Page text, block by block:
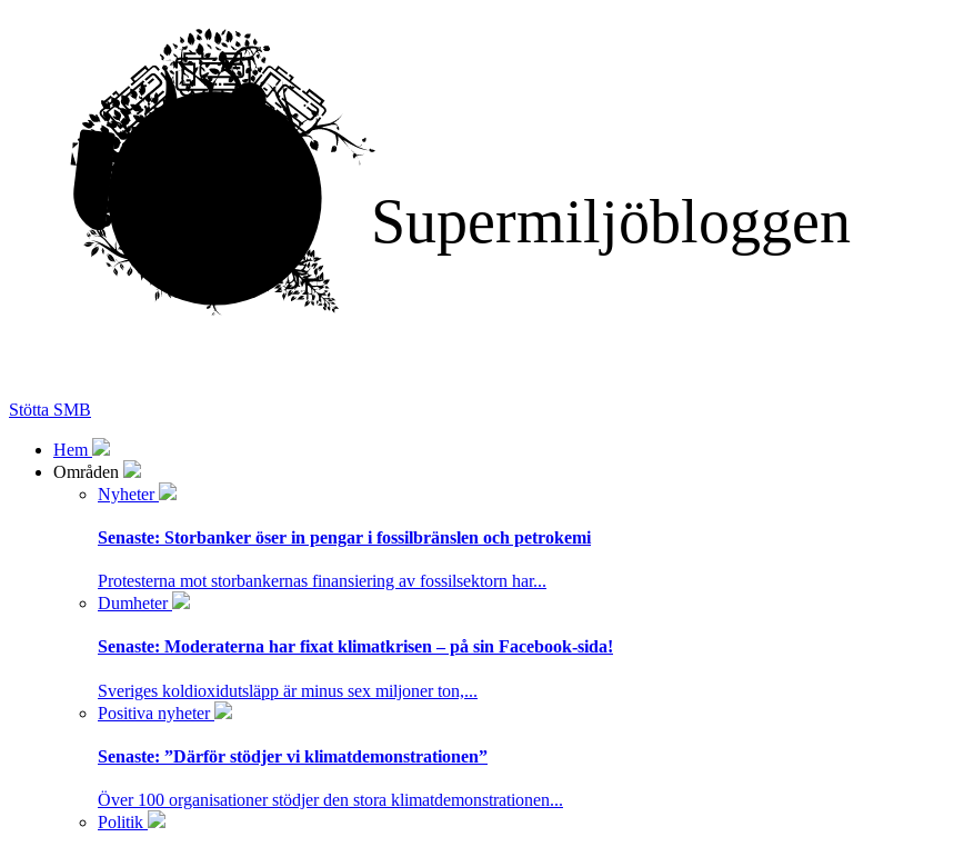
Supermiljöbloggen
Stötta SMB
Hem
Områden
Nyheter
Senaste: Storbanker öser in pengar i fossilbränslen och petrokemi
Protesterna mot storbankernas finansiering av fossilsektorn har...
Dumheter
Senaste: Moderaterna har fixat klimatkrisen – på sin Facebook-sida!
Sveriges koldioxidutsläpp är minus sex miljoner ton,...
Positiva nyheter
Senaste: ”Därför stödjer vi klimatdemonstrationen”
Över 100 organisationer stödjer den stora klimatdemonstrationen...
Politik